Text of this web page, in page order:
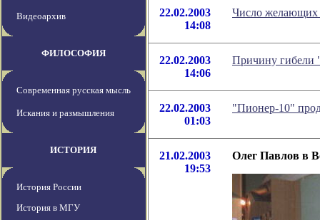
Видеоархив
ФИЛОСОФИЯ
Современная русская мысль
Искания и размышления
ИСТОРИЯ
История России
История в МГУ
22.02.2003
14:08
Число желающих
22.02.2003
14:06
Причину гибели
22.02.2003
01:03
"Пионер-10"
21.02.2003
19:53
Олег Павлов в